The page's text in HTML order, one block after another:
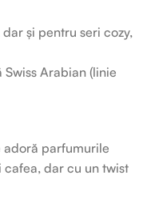
și pentru seri cozy,
Arabian (linie
adoră parfumurile
dar cu un twist